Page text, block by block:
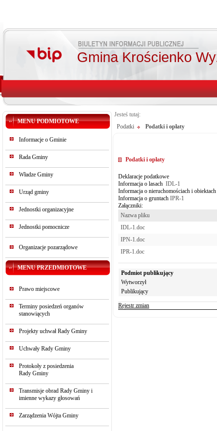
Gmina Krościenko
MENU PODMIOTOWE
Informacje o Gminie
Rada Gminy
Władze Gminy
Urząd gminy
Jednostki organizacyjne
Jednostki pomocnicze
Organizacje pozarządowe
MENU PRZEDMIOTOWE
Prawo miejscowe
Terminy posiedzeń organów
stanowiących
Projekty uchwał Rady Gminy
Uchwały Rady Gminy
Protokoły z posiedzenia
Rady Gminy
Transmisje obrad Rady Gminy i
imienne wykazy głosowań
Zarządzenia Wójta Gminy
Jesteś tutaj:
Podatki
Podatki i opłaty
Podatki i opłaty
Deklaracje podatkowe
Informacja o lasach IDL-1
Informacja o nieruchomościach i
Informacja o gruntach IPR-1
Załączniki:
Nazwa pliku
IDL-1.doc
IPN-1.doc
IPR-1.doc
Podmiot publikujący
Wytworzył
Publikujący
Rejestr zmian